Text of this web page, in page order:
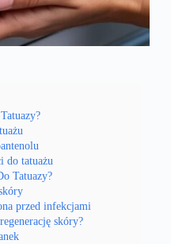
do tatuażu
Tatuazy?
przed infekcjami
skóry?